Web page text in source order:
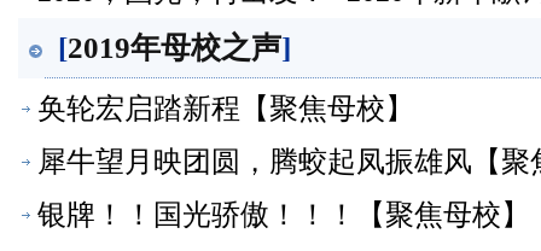
[2019年母校之声]
奂轮宏启踏新程【聚焦母校】
犀牛望月映团圆，腾蛟起凤振雄风【聚
银牌！！国光骄傲！！！【聚焦母校】